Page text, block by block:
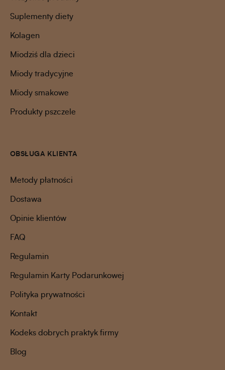
Suplementy diety
Kolagen
Miodziś dla dzieci
Miody tradycyjne
Miody smakowe
Produkty pszczele
OBSŁUGA KLIENTA
Metody płatności
Dostawa
Opinie klientów
FAQ
Regulamin
Regulamin Karty Podarunkowej
Polityka prywatności
Kontakt
Kodeks dobrych praktyk firmy
Blog